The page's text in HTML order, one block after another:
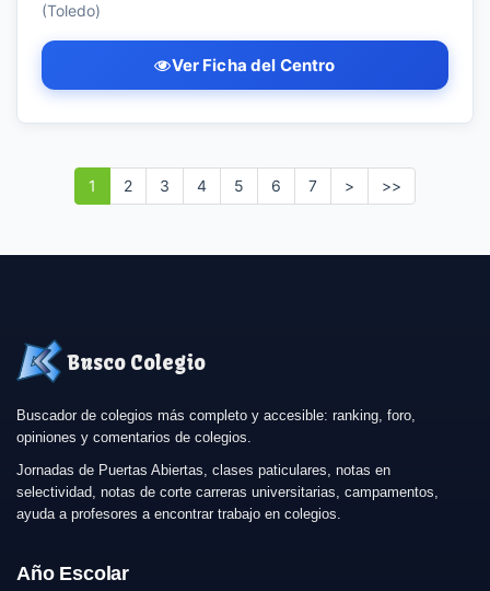
(Toledo)
Ver Ficha del Centro
1 2 3 4 5 6 7 > >>
Busco Colegio
Buscador de colegios más completo y accesible: ranking, foro,
opiniones y comentarios de colegios.
Jornadas de Puertas Abiertas, clases paticulares, notas en
selectividad, notas de corte carreras universitarias, campamentos,
ayuda a profesores a encontrar trabajo en colegios.
Año Escolar